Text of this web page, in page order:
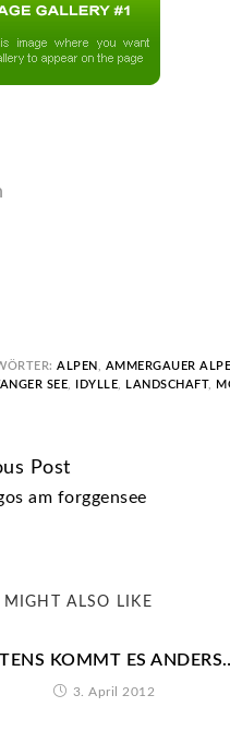
ALPEN AMMERGAUER
SEE
IDYLLE LANDSCHAFT,
Post
am forggensee
MIGHT ALSO LIKE
KOMMT ES
3. April 2012